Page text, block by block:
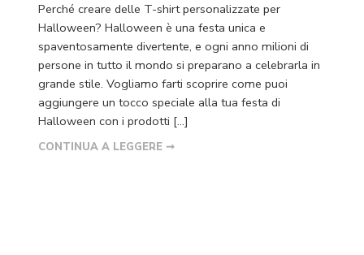
Perché creare delle T-shirt personalizzate per
Halloween? Halloween è una festa unica e
spaventosamente divertente, e ogni anno milioni di
persone in tutto il mondo si preparano a celebrarla in
grande stile. Vogliamo farti scoprire come puoi
aggiungere un tocco speciale alla tua festa di
Halloween con i prodotti […]
CONTINUA A LEGGERE ➞